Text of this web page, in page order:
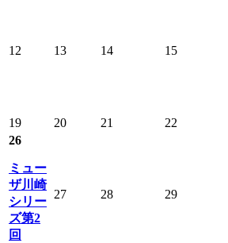
12 13 14 15
19 20 21 22
26
ミュー
ザ川崎
シリー
ズ第2
回
27 28 29